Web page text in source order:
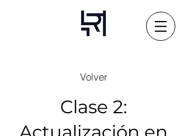
Volver
Clase 2: